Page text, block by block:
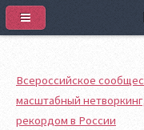
Всероссийское
масштабный
рекордом в России